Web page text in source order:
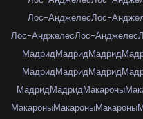
Лос-АнджелесЛос-
Лос-АнджелесЛос-Анджелес
МадридМадридМадрид
МадридМадридМадрид
МадридМадридМакароны
МакароныМакароныМакароны